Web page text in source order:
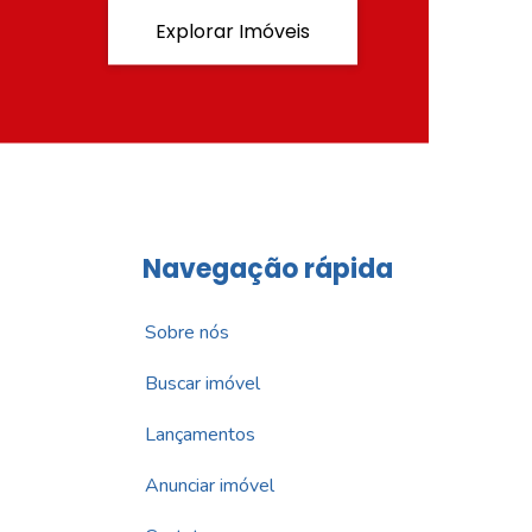
Explorar Imóveis
Navegação rápida
Sobre nós
Buscar imóvel
Lançamentos
Anunciar imóvel